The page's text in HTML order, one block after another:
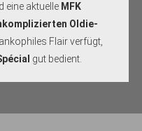
eine aktuelle MFK
Oldie-
Flair verfügt,
gut bedient.